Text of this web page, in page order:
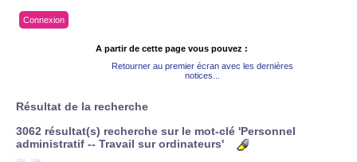
Connexion
A partir de cette page vous pouvez :
Retourner au premier écran avec les dernières
notices...
Résultat de la recherche
3062 résultat(s) recherche sur le mot-clé 'Personnel
administratif -- Travail sur ordinateurs'